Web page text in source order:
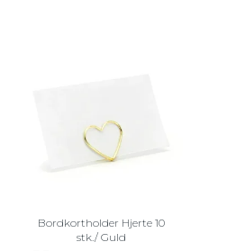
Bordkortholder Hjerte 10
stk./ Guld